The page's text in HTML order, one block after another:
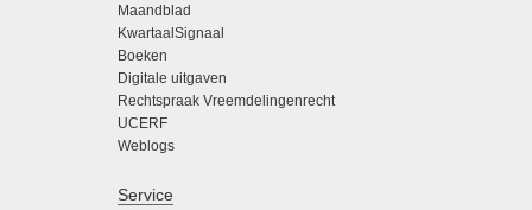
Maandblad
KwartaalSignaal
Boeken
Digitale uitgaven
Rechtspraak Vreemdelingenrecht
UCERF
Weblogs
Service